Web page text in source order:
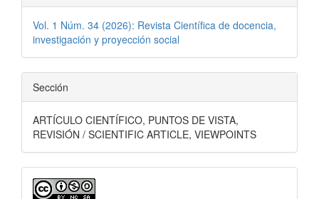
Vol. 1 Núm. 34 (2026): Revista Científica de docencia,
investigación y proyección social
Sección
ARTÍCULO CIENTÍFICO, PUNTOS DE VISTA,
REVISIÓN / SCIENTIFIC ARTICLE, VIEWPOINTS